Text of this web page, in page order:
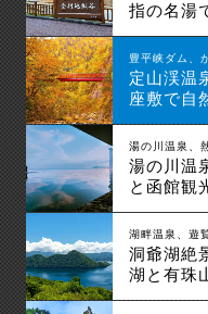
指の名湯
豊平峡ダム、
定山渓温
座敷で自
湯の川温泉、
湯の川温
と函館観
湖畔温泉、遊
洞爺湖絶
湖と有珠